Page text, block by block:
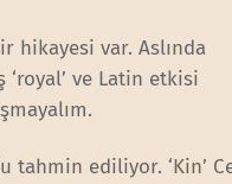
hikayesi var. Aslında
‘royal’ ve Latin etkisi
tahmin ediliyor. ‘Kin’